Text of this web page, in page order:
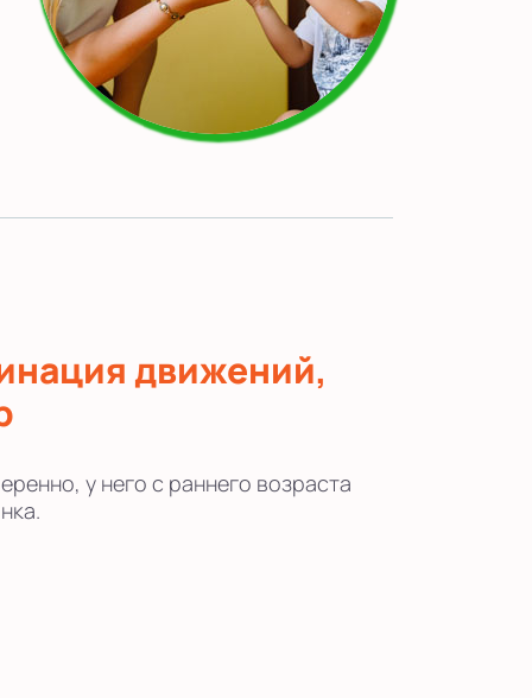
движений,
у него с раннего возраста